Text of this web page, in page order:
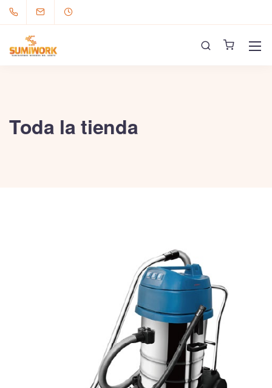
Toda la tienda